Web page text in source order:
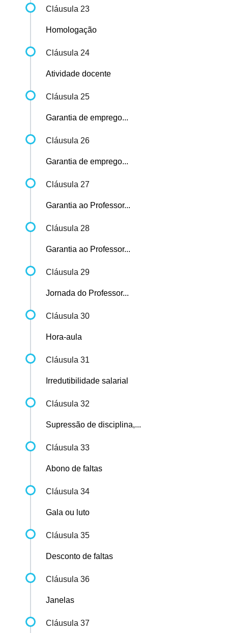
Cláusula 23
Homologação
Cláusula 24
Atividade docente
Cláusula 25
Garantia de emprego...
Cláusula 26
Garantia de emprego...
Cláusula 27
Garantia ao Professor...
Cláusula 28
Garantia ao Professor...
Cláusula 29
Jornada do Professor...
Cláusula 30
Hora-aula
Cláusula 31
Irredutibilidade salarial
Cláusula 32
Supressão de disciplina,...
Cláusula 33
Abono de faltas
Cláusula 34
Gala ou luto
Cláusula 35
Desconto de faltas
Cláusula 36
Janelas
Cláusula 37